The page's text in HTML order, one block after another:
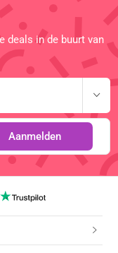
deals in de buurt van
Aanmelden